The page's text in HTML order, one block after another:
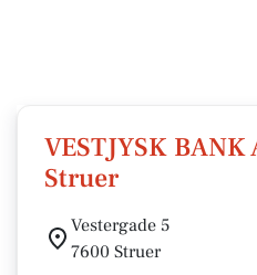
VESTJYSK BANK
Struer
Vestergade 5
7600 Struer